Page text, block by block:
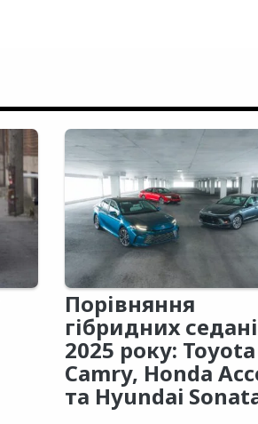
Порівняння
гібридних
2025 року: Toyota
Camry, Honda
та Hyundai